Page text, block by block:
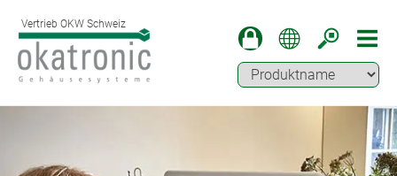
Vertrieb OKW Schweiz